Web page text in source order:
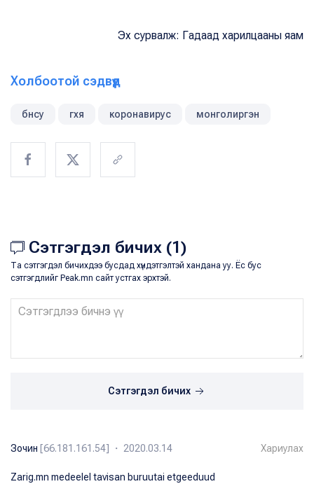
Эх сурвалж: Гадаад харилцааны яам
Холбоотой сэдвүүд
бнсу гхя коронавирус монголиргэн
Сэтгэгдэл бичих (1)
Та сэтгэгдэл бичихдээ бусдад хүндэтгэлтэй хандана уу. Ёс бус
сэтгэгдлийг Peak.mn сайт устгах эрхтэй.
Сэтгэгдэл бичих
Зочин [66.181.161.54] ・ 2020.03.14 Хариулах
Zarig.mn medeelel tavisan buruutai etgeeduud